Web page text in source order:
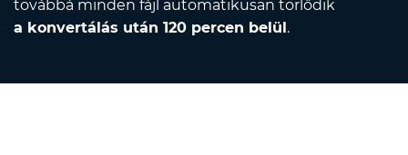
továbbá minden fájl automatikusan törlődik
a konvertálás után 120 percen belül.